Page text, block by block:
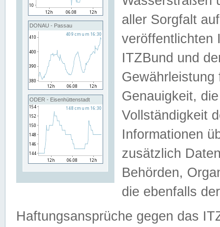
DONAU - Passau
ODER - Eisenhüttenstadt
aller Sorgfalt
veröffentlichten
ITZBund und
Genauigkeit,
Vollständigkeit
Informationen
zusätzlich
Behörden,
die ebenfalls
Haftungsansprüche gegen das